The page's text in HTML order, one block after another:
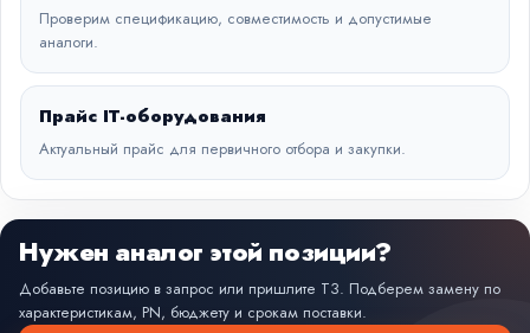
Проверим спецификацию, совместимость и допустимые
аналоги.
Прайс IT-оборудования
Актуальный прайс для первичного отбора и закупки.
Нужен аналог этой позиции?
Добавьте позицию в запрос или пришлите ТЗ. Подберем замену по
характеристикам, PN, бюджету и срокам поставки.